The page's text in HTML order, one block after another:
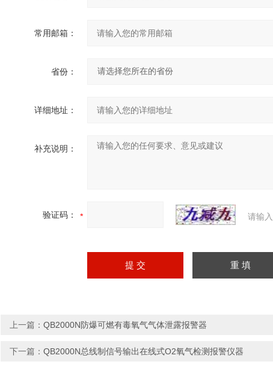
常用邮箱：
省份：
详细地址：
补充说明：
验证码： 请输
上一篇： QB2000N防爆可燃有毒氧气气体泄露报警器
下一篇： QB2000N总线制信号输出​在线式O2氧气检测报警仪器